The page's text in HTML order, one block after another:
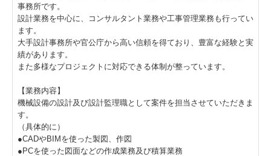
事務所です。
設計業務を中心に、コンサルタント業務や工事管理業務も行ってい
ます。
大手設計事務所や官公庁から高い信頼を得ており、豊富な経験と実
績があります。
また多様なプロジェクトに対応できる体制が整っています。
【業務内容】
機械設備の設計及び設計監理職として案件を担当させていただきま
す。
（具体的に）
●CADやBIMを使った製図、作図
●PCを使った図面などの作成業務及び積算業務